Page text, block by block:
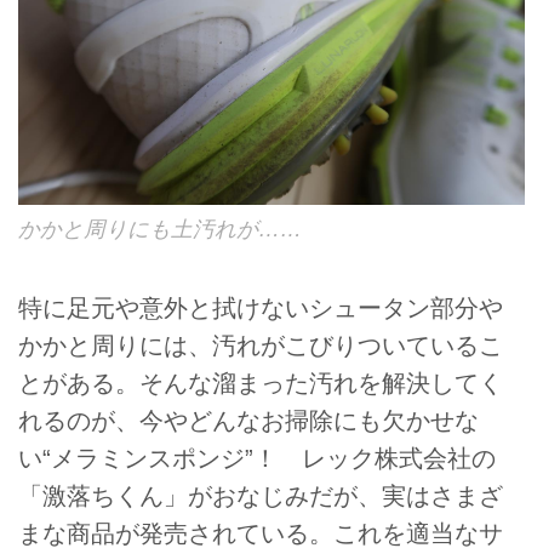
かかと周りにも土汚れが……
特に足元や意外と拭けないシュータン部分や
かかと周りには、汚れがこびりついているこ
とがある。そんな溜まった汚れを解決してく
れるのが、今やどんなお掃除にも欠かせな
い“メラミンスポンジ”！ レック株式会社の
「激落ちくん」がおなじみだが、実はさまざ
まな商品が発売されている。これを適当なサ